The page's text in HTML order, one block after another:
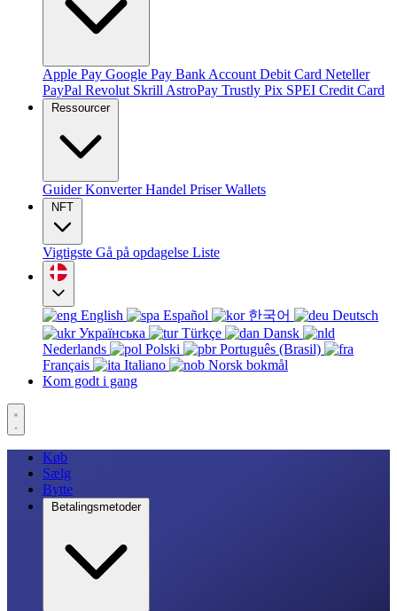
Apple Pay Google Pay Bank Account Debit Card Neteller
PayPal Revolut Skrill AstroPay Trustly Pix SPEI Credit Card
Ressourcer
GuiderKonverterHandel PriserWallets
NFT
Vigtigste Gå på opdagelse Liste
English Español 한국어
Deutsch
Українська
Türkçe
Dansk
Nederlands
Polski
Português (Brasil)
Français
Italiano
Norsk bokmål
Kom godt i gang
Køb
Sælg
Bytte
Betalingsmetoder